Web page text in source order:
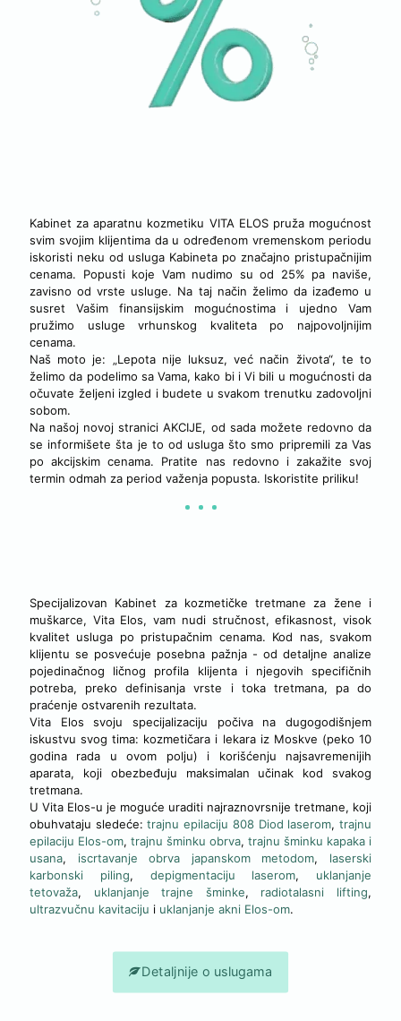
Kabinet za aparatnu kozmetiku VITA ELOS pruža mogućnost
svim svojim klijentima da u određenom vremenskom periodu
iskoristi neku od usluga Kabineta po značajno pristupačnijim
cenama. Popusti koje Vam nudimo su od 25% pa naviše,
zavisno od vrste usluge. Na taj način želimo da izađemo u
susret Vašim finansijskim mogućnostima i ujedno Vam
pružimo usluge vrhunskog kvaliteta po najpovoljnijim
cenama.
Naš moto je: „Lepota nije luksuz, već način života“, te to
želimo da podelimo sa Vama, kako bi i Vi bili u mogućnosti da
očuvate željeni izgled i budete u svakom trenutku zadovoljni
sobom.
Na našoj novoj stranici AKCIJE, od sada možete redovno da
se informišete šta je to od usluga što smo pripremili za Vas
po akcijskim cenama. Pratite nas redovno i zakažite svoj
termin odmah za period važenja popusta. Iskoristite priliku!
Specijalizovan Kabinet za kozmetičke tretmane za žene i
muškarce, Vita Elos, vam nudi stručnost, efikasnost, visok
kvalitet usluga po pristupačnim cenama. Kod nas, svakom
klijentu se posvećuje posebna pažnja - od detaljne analize
pojedinačnog ličnog profila klijenta i njegovih specifičnih
potreba, preko definisanja vrste i toka tretmana, pa do
praćenje ostvarenih rezultata.
Vita Elos svoju specijalizaciju počiva na dugogodišnjem
iskustvu svog tima: kozmetičara i lekara iz Moskve (peko 10
godina rada u ovom polju) i korišćenju najsavremenijih
aparata, koji obezbeđuju maksimalan učinak kod svakog
tretmana.
U Vita Elos-u je moguće uraditi najraznovrsnije tretmane, koji
obuhvataju sledeće:trajnu epilaciju 808 Diod laserom,trajnu
epilaciju Elos-om, trajnu šminku obrva, trajnu šminku kapaka i
usana, iscrtavanje obrva japanskom metodom, laserski
karbonski piling, depigmentaciju laserom, uklanjanje
tetovaža, uklanjanje trajne šminke, radiotalasni lifting,
ultrazvučnu kavitaciju i uklanjanje akni Elos-om.
Detaljnije o uslugama